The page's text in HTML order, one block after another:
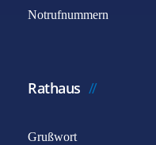
Notrufnummern
Rathaus
Grußwort